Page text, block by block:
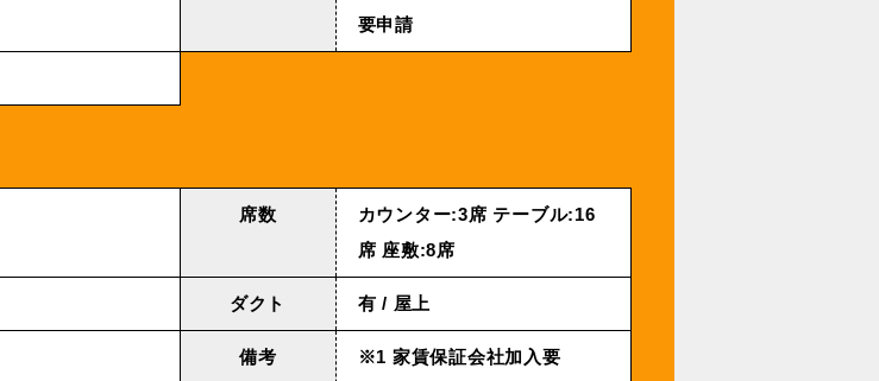
要申請
席数
カウンター:3席 テーブル:16
席 座敷:8席
ダクト 有 / 屋上
備考
※1 家賃保証会社加入要